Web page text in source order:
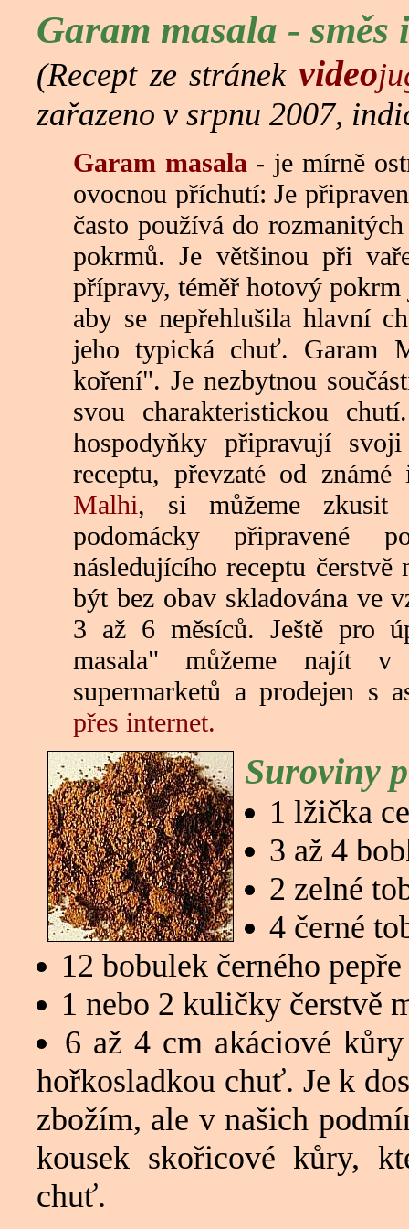
Garam masala -
(Recept ze stránek video
zařazeno v srpnu 2007,
Garam masala - je mírně
ovocnou příchutí: Je
často používá do
pokrmů. Je většinou při
přípravy, téměř hotový
aby se nepřehlušila hlavní
jeho typická chuť. Garam
koření". Je nezbytnou
svou charakteristickou
hospodyňky připravují
receptu, převzaté od
Malhi, si můžeme zkusit
podomácky připravené
následujícího receptu čerstvě
být bez obav skladována ve
3 až 6 měsíců. Ještě pro
masala" můžeme najít v
supermarketů a prodejen s
přes internet.
Suroviny
1 lžička
3 až 4
2 zelné
4 černé
12 bobulek černého pepře
1 nebo 2 kuličky čerstvě
6 až 4 cm akáciové
hořkosladkou chuť. Je k
zbožím, ale v našich
kousek skořicové kůry,
chuť.